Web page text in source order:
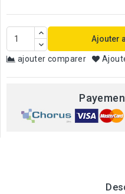
Ajouter
ajouter comparer